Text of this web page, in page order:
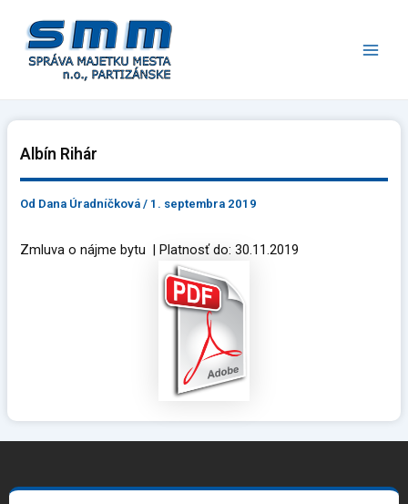
obsah
Albín Rihár
Od Dana Úradníčková/ 1. septembra 2019
Zmluva o nájme bytu | Platnosť do: 30.11.2019